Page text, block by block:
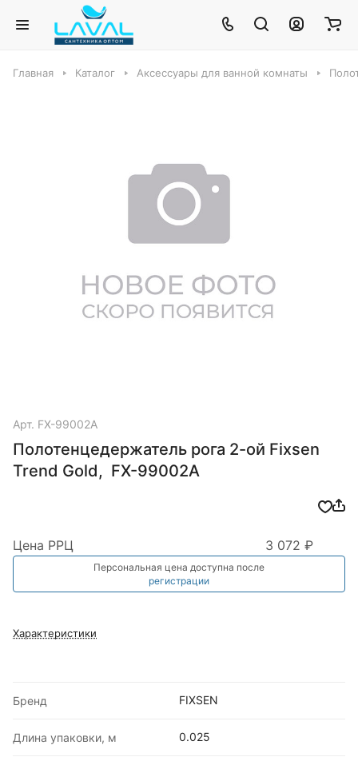
Главная Каталог Аксессуары для ванной комнаты
Арт. FX-99002A
Полотенцедержатель рога 2-ой Fixsen
Trend Gold, FX-99002А
Цена РРЦ 3 072 ₽
Персональная цена доступна после
регистрации
Характеристики
Бренд FIXSEN
Длина упаковки, м 0.025